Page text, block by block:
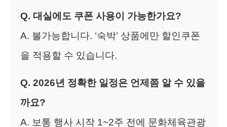
Q. 대실에도 쿠폰 사용이 가능한가요?
A. 불가능합니다. ‘숙박’ 상품에만 할인쿠폰
을 적용할 수 있습니다.
Q. 2026년 정확한 일정은 언제쯤 알 수 있을
까요?
A. 보통 행사 시작 1~2주 전에 문화체육관광